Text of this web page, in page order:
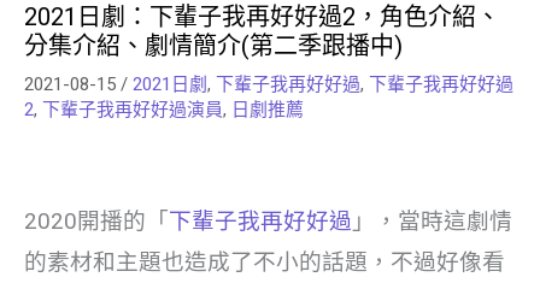
2021日劇：下輩子我再好好過2，角色介紹、
分集介紹、劇情簡介(第二季跟播中)
2021-08-15 / 2021日劇, 下輩子我再好好過, 下輩子我再好好過
2, 下輩子我再好好過演員, 日劇推薦
2020開播的「下輩子我再好好過 」，當時這劇情
的素材和主題也造成了不小的話題，不過好像看